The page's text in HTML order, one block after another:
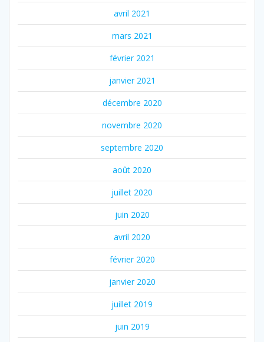
avril 2021
mars 2021
février 2021
janvier 2021
décembre 2020
novembre 2020
septembre 2020
août 2020
juillet 2020
juin 2020
avril 2020
février 2020
janvier 2020
juillet 2019
juin 2019